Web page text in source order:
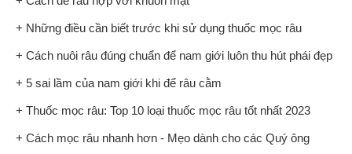
+ Những điều cần biết trước khi sử dụng thuốc mọc râu
+ Cách nuôi râu đúng chuẩn để nam giới luôn thu hút phái đẹp
+ 5 sai lầm của nam giới khi để râu cằm
+ Thuốc mọc râu: Top 10 loại thuốc mọc râu tốt nhất 2023
+ Cách mọc râu nhanh hơn - Mẹo dành cho các Quý ông